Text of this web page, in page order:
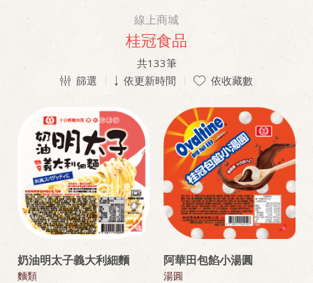
線上商城
桂冠食品
共133筆
篩選
依更新時間 依收藏數
奶油明太子義大利細麵
麵類
阿華田包餡小湯圓
湯圓